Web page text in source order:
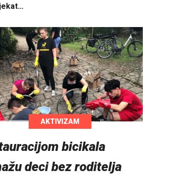
AKTIVIZAM
bicikala
deci bez roditelja